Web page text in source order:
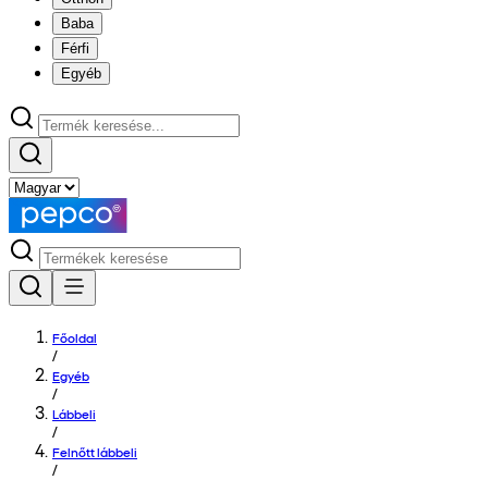
Baba
Férfi
Egyéb
Főoldal
/
Egyéb
/
Lábbeli
/
Felnőtt lábbeli
/